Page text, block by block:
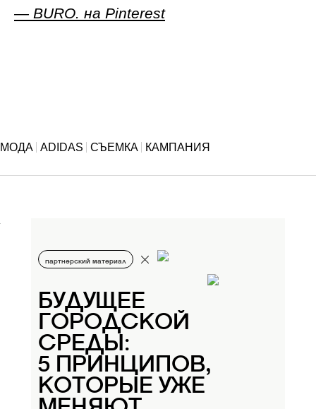
— BURO. на Pinterest
МОДА ADIDAS СЪЕМКА КАМПАНИЯ
партнерский материал
БУДУЩЕЕ
ГОРОДСКОЙ
СРЕДЫ:
5 ПРИНЦИПОВ,
КОТОРЫЕ УЖЕ